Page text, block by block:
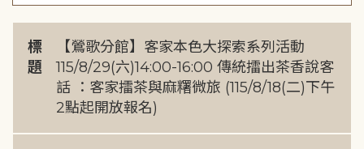
標
題
【鶯歌分館】客家本色大探索系列活動
115/8/29(六)14:00-16:00 傳統擂出茶香說客
話 ：客家擂茶與麻糬微旅 (115/8/18(二)下午
2點起開放報名)